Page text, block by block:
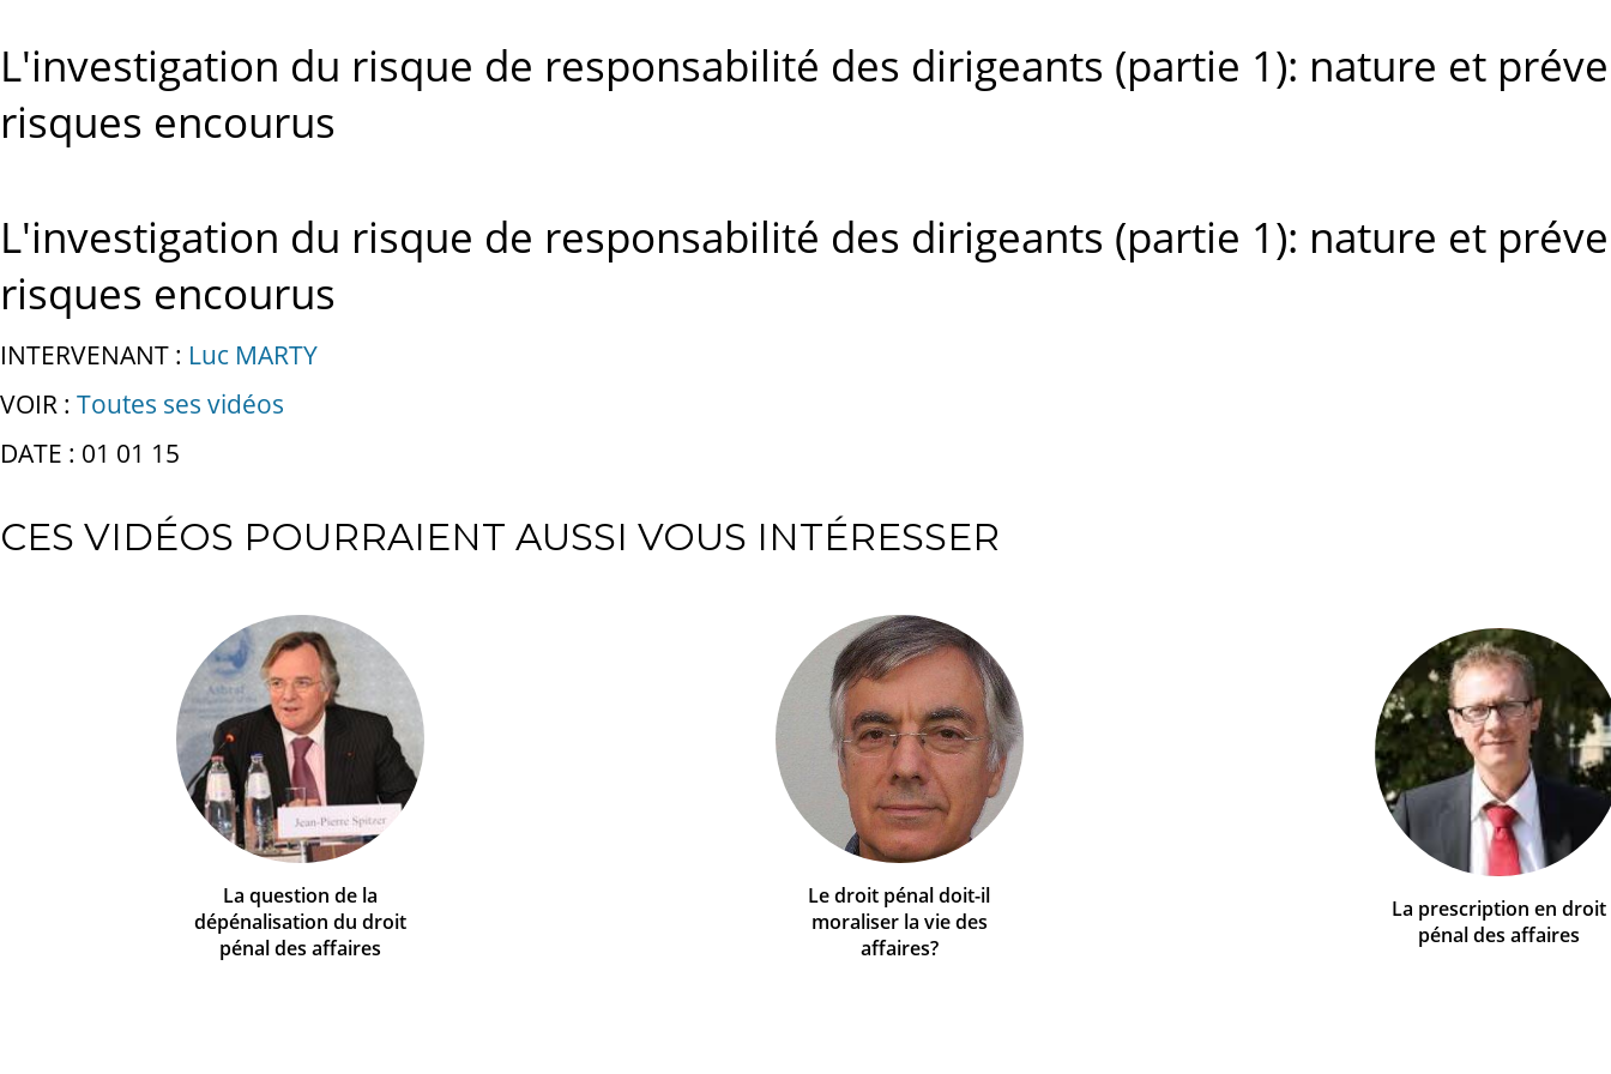
L'investigation du risque de responsabilité des dirigeants (partie 1): nature et
risques encourus
L'investigation du risque de responsabilité des dirigeants (partie 1): nature et
risques encourus
INTERVENANT : Luc MARTY
VOIR : Toutes ses vidéos
DATE : 01 01 15
CES VIDÉOS POURRAIENT AUSSI VOUS INTÉRESSER
La question de la
dépénalisation du droit
pénal des affaires
Le droit pénal doit-il
moraliser la vie des
affaires?
La prescription en droit
pénal des affaires